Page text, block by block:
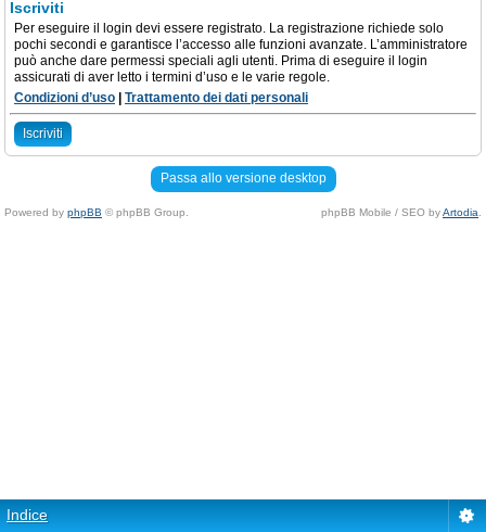
Iscriviti
Per eseguire il login devi essere registrato. La registrazione richiede solo
pochi secondi e garantisce l’accesso alle funzioni avanzate. L’amministratore
può anche dare permessi speciali agli utenti. Prima di eseguire il login
assicurati di aver letto i termini d’uso e le varie regole.
Condizioni d’uso
Trattamento dei dati personali
Iscriviti
Passa allo versione desktop
Powered by phpBB © phpBB Group. phpBB Mobile / SEO byArtodia
Indice